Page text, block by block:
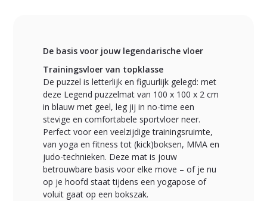
De basis voor jouw legendarische vloer
Trainingsvloer van topklasse
De puzzel is letterlijk en figuurlijk gelegd: met
deze Legend puzzelmat van 100 x 100 x 2 cm
in blauw met geel, leg jij in no-time een
stevige en comfortabele sportvloer neer.
Perfect voor een veelzijdige trainingsruimte,
van yoga en fitness tot (kick)boksen, MMA en
judo-technieken. Deze mat is jouw
betrouwbare basis voor elke move – of je nu
op je hoofd staat tijdens een yogapose of
voluit gaat op een bokszak.